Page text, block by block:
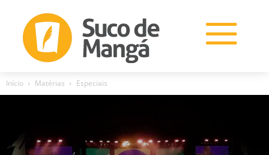
Início Matérias Especiais